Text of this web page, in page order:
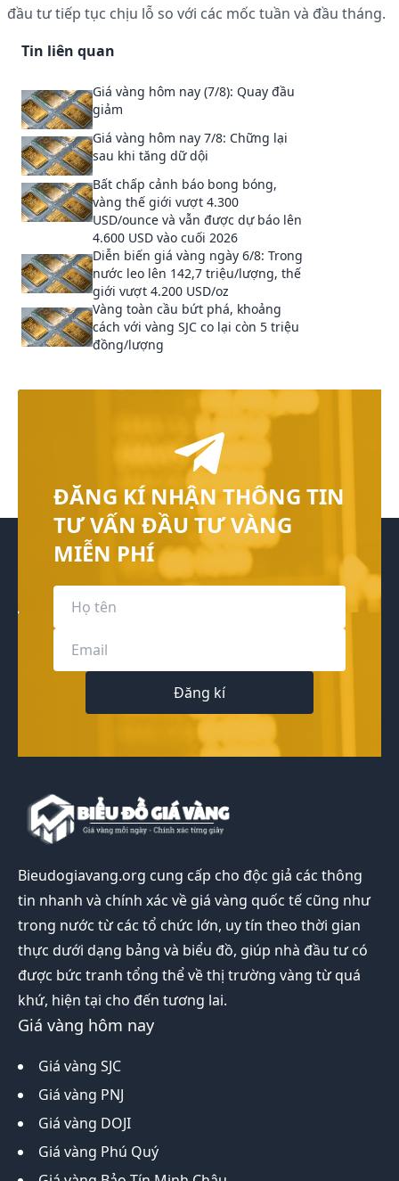
đầu tư tiếp tục chịu lỗ so với các mốc tuần và đầu tháng.
Tin liên quan
Giá vàng hôm nay (7/8): Quay đầu
giảm
Giá vàng hôm nay 7/8: Chững lại
sau khi tăng dữ dội
Bất chấp cảnh báo bong bóng,
vàng thế giới vượt 4.300
USD/ounce và vẫn được dự báo lên
4.600 USD vào cuối 2026
Diễn biến giá vàng ngày 6/8: Trong
nước leo lên 142,7 triệu/lượng, thế
giới vượt 4.200 USD/oz
Vàng toàn cầu bứt phá, khoảng
cách với vàng SJC co lại còn 5 triệu
đồng/lượng
ĐĂNG KÍ NHẬN THÔNG TIN
TƯ VẤN ĐẦU TƯ VÀNG
MIỄN PHÍ
Đăng kí
Bieudogiavang.org cung cấp cho độc giả các thông
tin nhanh và chính xác về giá vàng quốc tế cũng như
trong nước từ các tổ chức lớn, uy tín theo thời gian
thực dưới dạng bảng và biểu đồ, giúp nhà đầu tư có
được bức tranh tổng thể về thị trường vàng từ quá
khứ, hiện tại cho đến tương lai.
Giá vàng hôm nay
Giá vàng SJC
Giá vàng PNJ
Giá vàng DOJI
Giá vàng Phú Quý